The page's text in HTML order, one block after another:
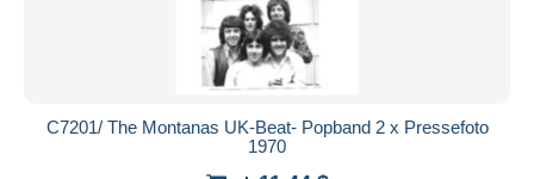
C7201/ The Montanas UK-Beat- Popband 2 x Pressefoto
1970